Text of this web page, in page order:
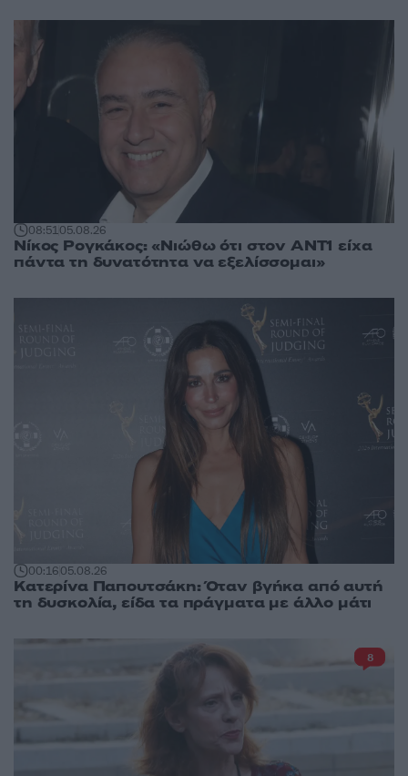
08:5105.08.26
Νίκος Ρογκάκος: «Νιώθω ότι στον ΑΝΤ1 είχα
πάντα τη δυνατότητα να εξελίσσομαι»
00:1605.08.26
Κατερίνα Παπουτσάκη: Όταν βγήκα από αυτή
τη δυσκολία, είδα τα πράγματα με άλλο μάτι
8